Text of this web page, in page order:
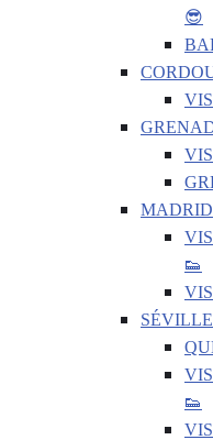
😎
MADRID
👟
SÉVILLE
👟